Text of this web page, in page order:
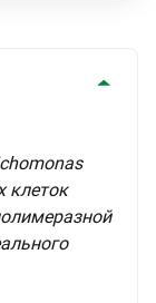
клеток